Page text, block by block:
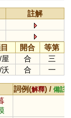
註解
開合
等第
/屋 合
三
/沃 合 一
詞例(解釋) / 備註